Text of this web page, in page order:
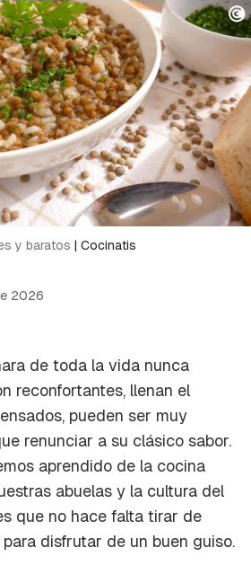
y baratos | Cocinatis
2026
de toda la vida nunca
reconfortantes, llenan el
pueden ser muy
renunciar a su clásico sabor.
aprendido de la cocina
abuelas y la cultura del
que no hace falta tirar de
disfrutar de un buen guiso.